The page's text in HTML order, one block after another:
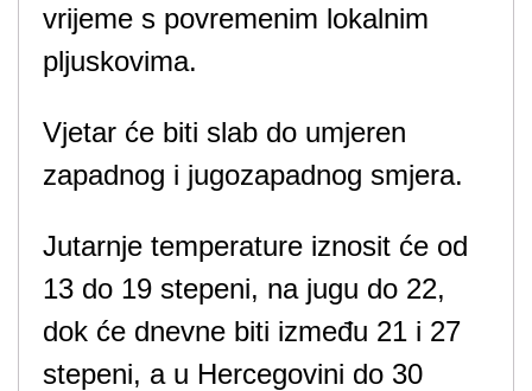
vrijeme s povremenim lokalnim
pljuskovima.
Vjetar će biti slab do umjeren
zapadnog i jugozapadnog smjera.
Jutarnje temperature iznosit će od
13 do 19 stepeni, na jugu do 22,
dok će dnevne biti između 21 i 27
stepeni, a u Hercegovini do 30